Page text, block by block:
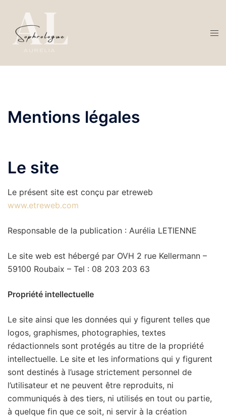
contenu
Mentions légales
Le site
Le présent site est conçu par etreweb
www.etreweb.com
Responsable de la publication : Aurélia LETIENNE
Le site web est hébergé par OVH 2 rue Kellermann –
59100 Roubaix – Tel : 08 203 203 63
Propriété intellectuelle
Le site ainsi que les données qui y figurent telles que
logos, graphismes, photographies, textes
rédactionnels sont protégés au titre de la propriété
intellectuelle. Le site et les informations qui y figurent
sont destinés à l’usage strictement personnel de
l’utilisateur et ne peuvent être reproduits, ni
communiqués à des tiers, ni utilisés en tout ou partie,
à quelque fin que ce soit, ni servir à la création